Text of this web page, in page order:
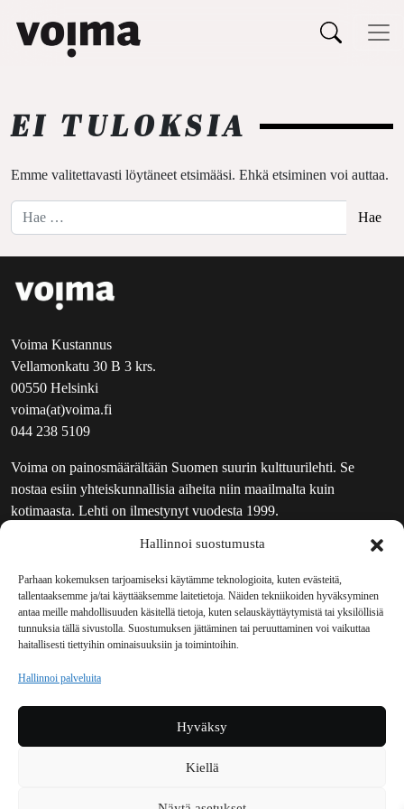
Hallinnoi suostumusta
Parhaan kokemuksen tarjoamiseksi käytämme teknologioita, kuten evästeitä,
tallentaaksemme ja/tai käyttääksemme laitetietoja. Näiden tekniikoiden hyväksyminen
antaa meille mahdollisuuden käsitellä tietoja, kuten selauskäyttäytymistä tai yksilöllisiä
tunnuksia tällä sivustolla. Suostumuksen jättäminen tai peruuttaminen voi vaikuttaa
haitallisesti tiettyihin ominaisuuksiin ja toimintoihin.
Hallinnoi palveluita
Hyväksy
Kiellä
Päävalikko
EI TULOKSIA
Emme valitettavasti löytäneet etsimääsi. Ehkä etsiminen voi auttaa.
Hae:
Voima Kustannus
Vellamonkatu 30 B 3 krs.
00550 Helsinki
voima(at)voima.fi
044 238 5109
Voima on painosmäärältään Suomen suurin kulttuurilehti. Se
nostaa esiin yhteiskunnallisia aiheita niin maailmalta kuin
kotimaasta. Lehti on ilmestynyt vuodesta 1999.
UUTISKIRJE
MAINOSTAJILLE
VASTAMAINOKSET
JAKELUPAIKAT
REKISTERISELOSTE
TILAUKSEN PERUUTUSPYYNTÖ
TILAUSOHJEET JA -EHDOT